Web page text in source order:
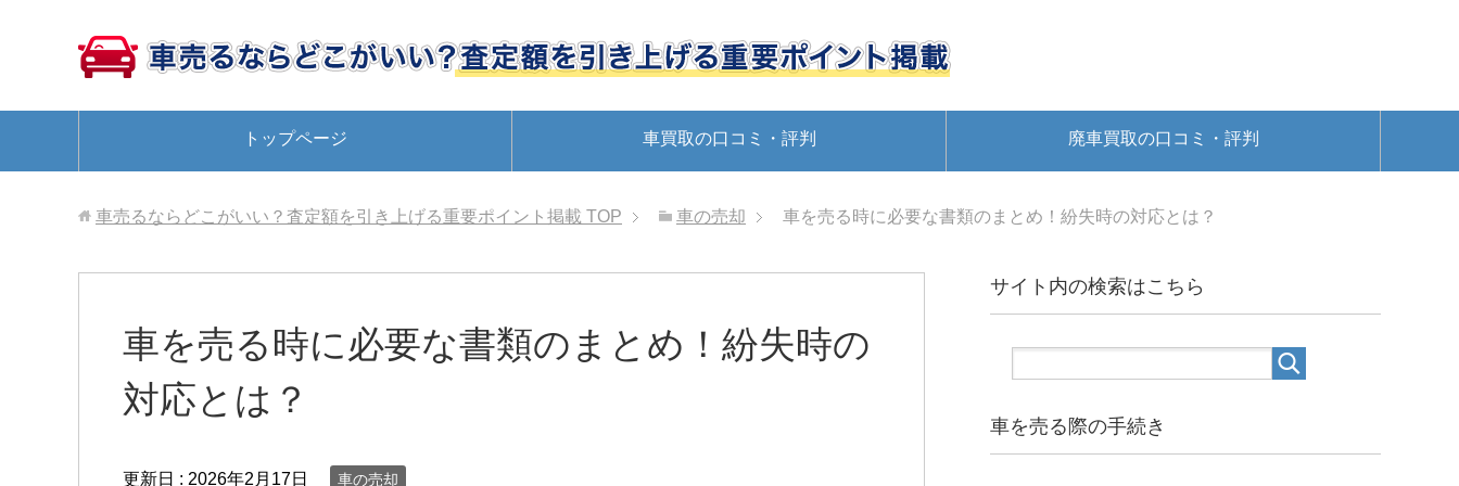
トップページ 車買取の口コミ・評判 廃車買取の口コミ・評判
車売るならどこがいい？査定額を引き上げる重要ポイント掲載 TOP 車の売却 車を売る時に必要な書類のまとめ！紛失時の対応とは？
車を売る時に必要な書類のまとめ！紛失時の
対応とは？
更新日 : 2026年2月17日 車の売却
サイト内の検索はこちら
車を売る際の手続き